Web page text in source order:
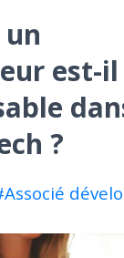
est-il
?